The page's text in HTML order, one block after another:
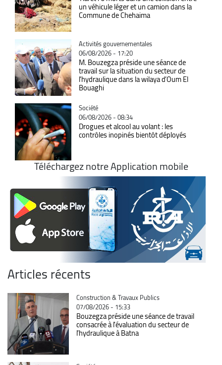
un véhicule léger et un camion dans la
Commune de Chehaima
Catégorie
Activités gouvernementales
06/08/2026 - 17:20
M. Bouzegza préside une séance de
travail sur la situation du secteur de
l’hydraulique dans la wilaya d’Oum El
Bouaghi
Catégorie
Société
06/08/2026 - 08:34
Drogues et alcool au volant : les
contrôles inopinés bientôt déployés
Téléchargez notre Application mobile
Articles récents
Catégorie
Construction & Travaux Publics
07/08/2026 - 15:33
Bouzegza préside une séance de travail
consacrée à l'évaluation du secteur de
l’hydraulique à Batna